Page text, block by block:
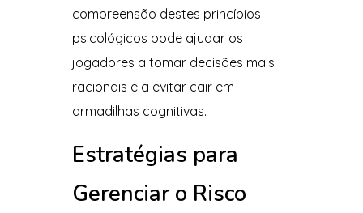
compreensão destes princípios
psicológicos pode ajudar os
jogadores a tomar decisões mais
racionais e a evitar cair em
armadilhas cognitivas.
Estratégias para
Gerenciar o Risco